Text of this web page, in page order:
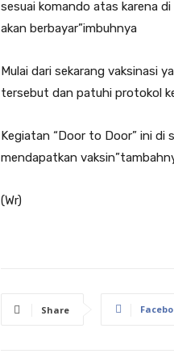
sesuai komando atas karena
akan berbayar”imbuhnya
Mulai dari sekarang vaksinasi
tersebut dan patuhi protokol
Kegiatan “Door to Door” ini di
mendapatkan
(Wr)
Share